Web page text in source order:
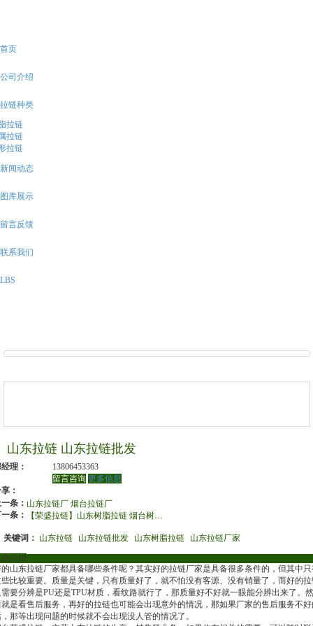
首页
公司介绍
拉链种类
拉链
拉链
拉链
新闻动态
图库展示
留言反馈
联系我们
LBS
山东拉链 山东拉链批发
理：
13806453363
留言咨询 更多信息
：
条： 山东拉链厂 烟台拉链厂
条： 【荣盛拉链】山东树脂拉链 烟台树脂拉链 山东拉链厂家
关键词： 山东拉链 山东拉链批发 山东树脂拉链 山东拉链厂家
介绍
山东拉链厂家都具备哪些条件呢？其实好的拉链厂家是具备很多条件的，但其中只
比较重要。质量是关键，只有质量好了，就不怕没有客源、没有销量了，而好的拉
要分辨是PU还是TPU材质，看纹路就行了，那质量好不好就一眼能分辨出来了。然
是看售后服务，再好的拉链也可能会出现意外的情况，那如果厂家的售后服务不好
那等出现问题的时候就不会出现没人管的情况了。